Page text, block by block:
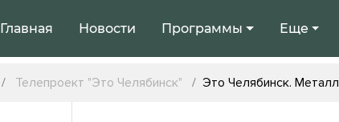
Главная Новости Программы Еще
Телепроект "Это Челябинск" Это Челябинск.